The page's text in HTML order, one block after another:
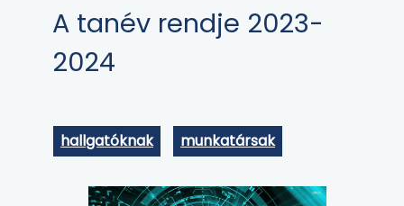
A tanév rendje 2023-
2024
hallgatóknak munkatársak